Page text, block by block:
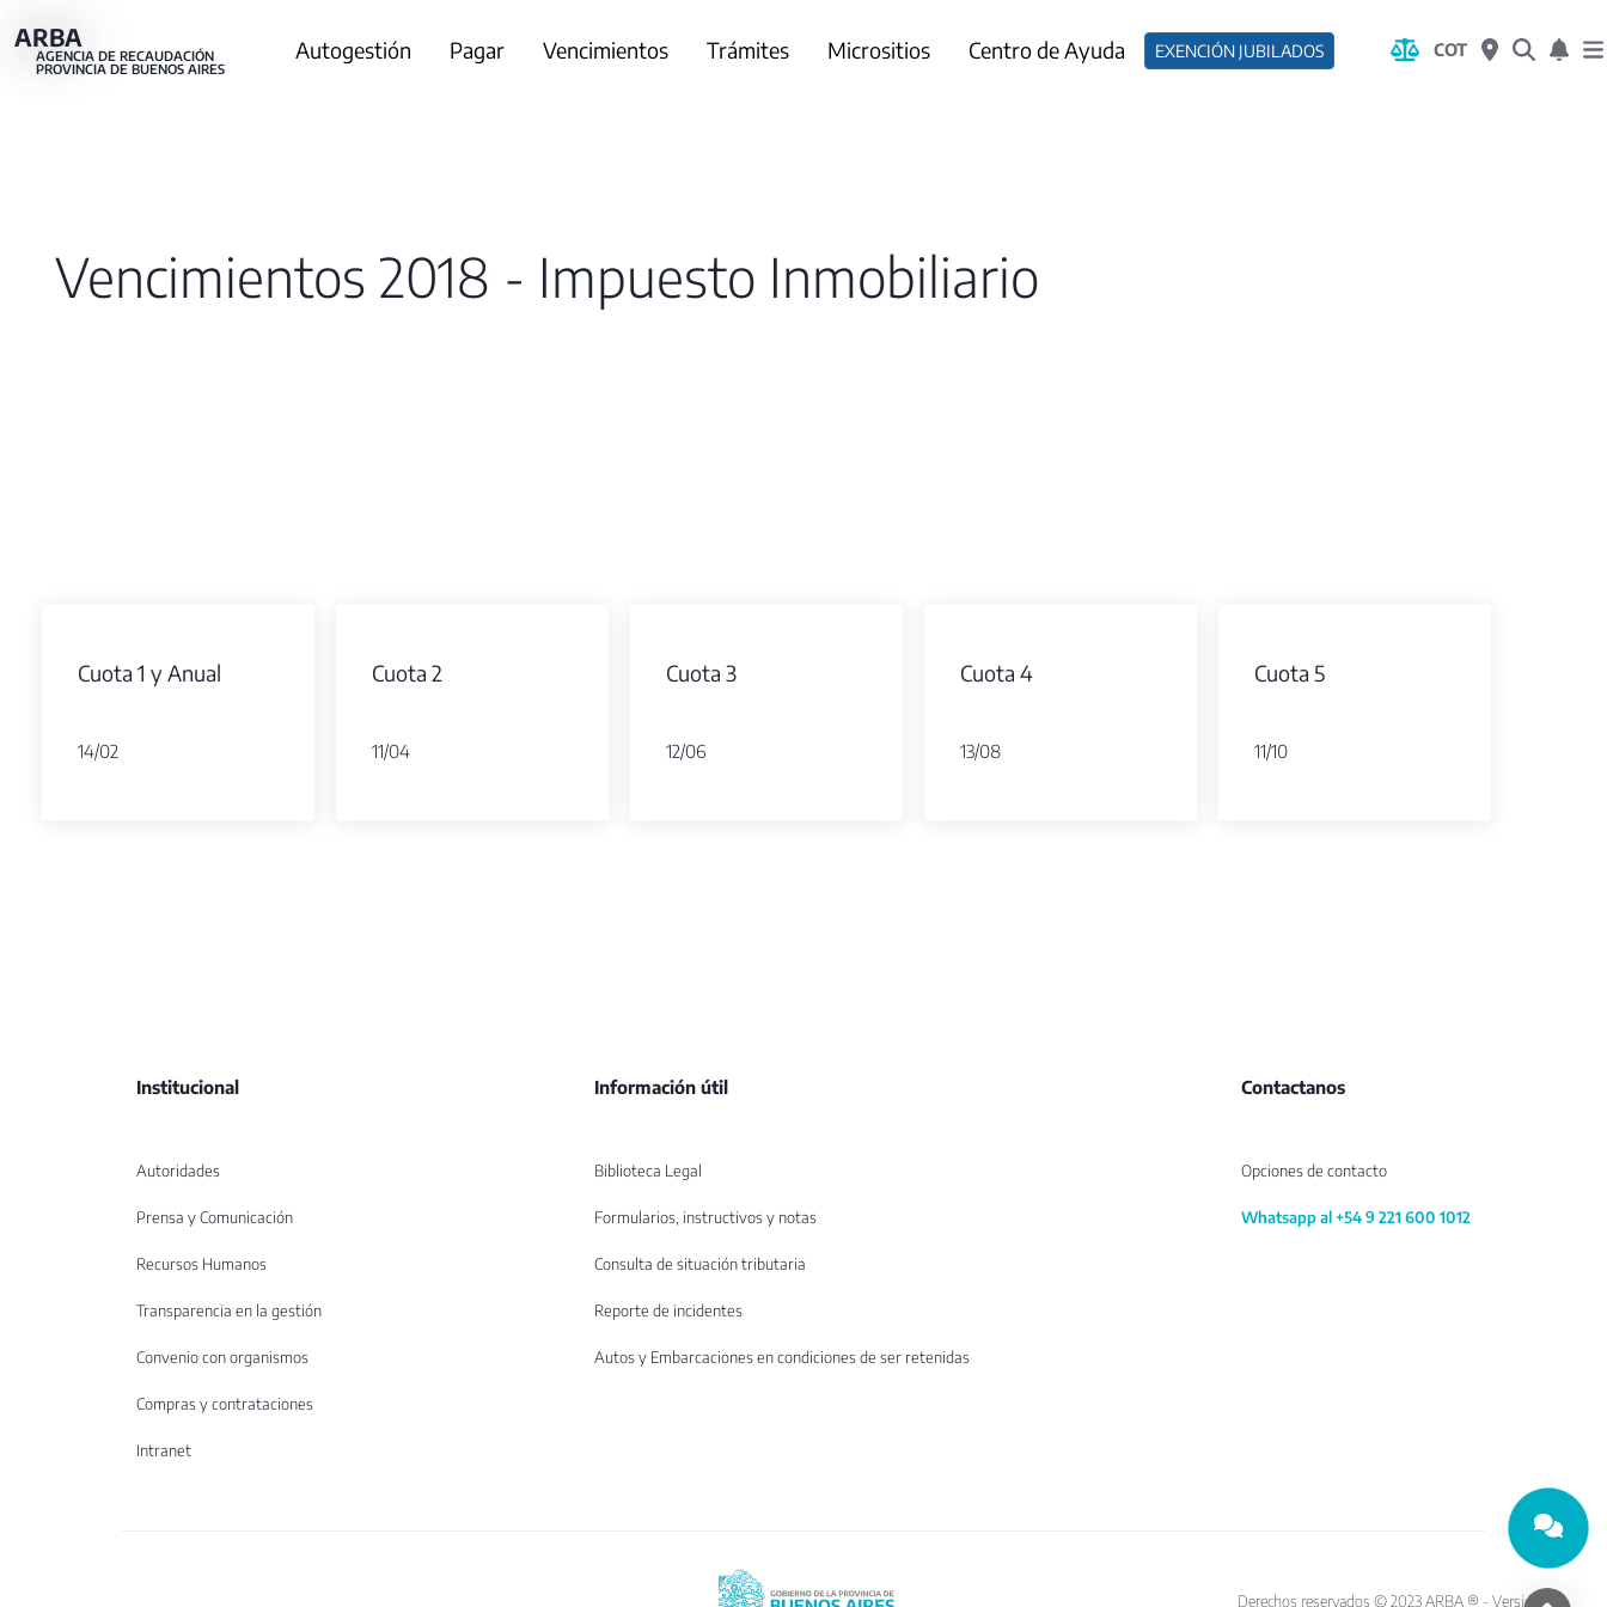
al
ARBA
AGENCIA DE RECAUDACIÓN
PROVINCIA DE BUENOS AIRES
Main
Autogestión Pagar Vencimientos Trámites Micrositios Centro de Ayuda EXENCIÓN JUBILADOS COT
Vencimientos 2018 - Impuesto Inmobiliario
Cuota 1 y Anual
14/02
Cuota 2
11/04
Cuota 3
12/06
Cuota 4
13/08
Cuota 5
11/10
Institucional
Autoridades
Prensa y Comunicación
Recursos Humanos
Transparencia en la gestión
Convenio con organismos
Compras y contrataciones
Intranet
Información útil
Biblioteca Legal
Formularios, instructivos y notas
Consulta de situación tributaria
Reporte de incidentes
Autos y Embarcaciones en condiciones de ser retenidas
Contactanos
Opciones de contacto
Whatsapp al +54 9 221 600 1012
Derechos reservados © 2023 ARBA ® - Versión 10.1